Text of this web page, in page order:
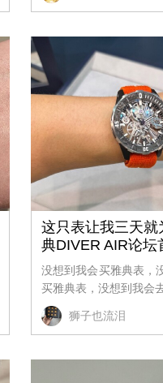
这只表让我三天就
典DIVER AIR论坛
没想到我会买雅典表，
买雅典表，没想到我会
狮子也流泪